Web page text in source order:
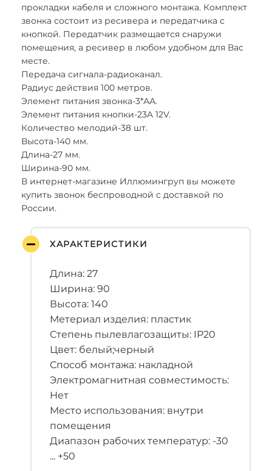
прокладки кабеля и сложного монтажа. Комплект
звонка состоит из ресивера и передатчика с
кнопкой. Передатчик размещается снаружи
помещения, а ресивер в любом удобном для Вас
месте.
Передача сигнала-радиоканал.
Радиус действия 100 метров.
Элемент питания звонка-3*АА.
Элемент питания кнопки-23A 12V.
Количество мелодий-38 шт.
Высота-140 мм.
Длина-27 мм.
Ширина-90 мм.
В интернет-магазине Иллюмингруп вы можете
купить звонок беспроводной с доставкой по
России.
ХАРАКТЕРИСТИКИ
Длина: 27
Ширина: 90
Высота: 140
Метериал изделия: пластик
Степень пылевлагозащиты: IP20
Цвет: белый;черный
Способ монтажа: накладной
Электромагнитная совместимость:
Нет
Место использования: внутри
помещения
Диапазон рабочих температур: -30
... +50